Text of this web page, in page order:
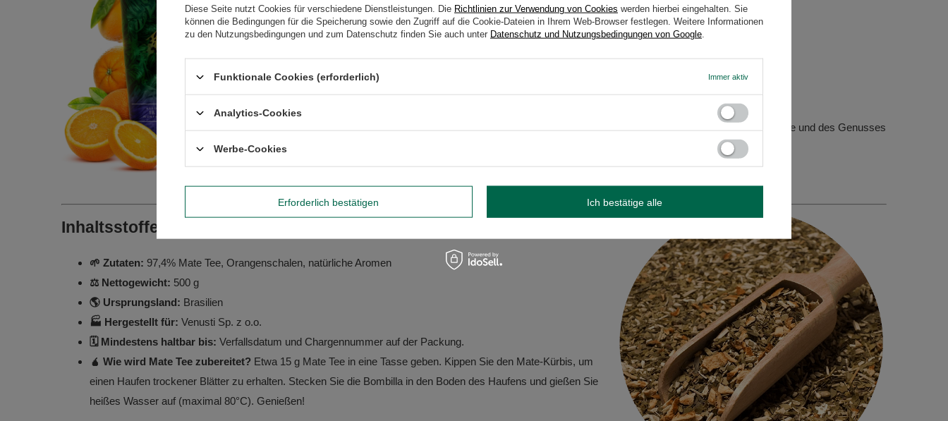
steigert er die Leistungsfähigkeit des Körpers und verbessert das allgemeine Wohlbefinden.
✅Fördert die Energie, unterstützt die Konzentration und Kreativität.
✅Stärkt die Immunität
Wenn Sie sich für Mate Tee entscheiden, geben Sie sich einem Ritual der Gesundheit, der Energie und des Genusses
Inhaltsstoffe von Mate Tee und weitere Details ✍️
🌱 Zutaten: 97,4% Mate Tee, Orangenschalen, natürliche Aromen
⚖️ Nettogewicht: 500 g
🌎 Ursprungsland: Brasilien
🏭 Hergestellt für: Venusti Sp. z o.o.
🗓️ Mindestens haltbar bis: Verfallsdatum und Chargennummer auf der Packung.
🧉 Wie wird Mate Tee zubereitet? Etwa 15 g Mate Tee in eine Tasse geben. Kippen Sie den Mate-Kürbis, um
einen Haufen trockener Blätter zu erhalten. Stecken Sie die Bombilla in den Boden des Haufens und gießen Sie
heißes Wasser auf (maximal 80°C). Genießen!
Diese Seite nutzt Cookies für verschiedene Dienstleistungen. Die Richtlinien zur Verwendung von Cookies werden hierbei eingehalten. Sie
können die Bedingungen für die Speicherung sowie den Zugriff auf die Cookie-Dateien in Ihrem Web-Browser festlegen. Weitere Informationen
zu den Nutzungsbedingungen und zum Datenschutz finden Sie auch unter Datenschutz und Nutzungsbedingungen von Google
Funktionale Cookies (erforderlich) Immer aktiv
Analytics-Cookies
Werbe-Cookies
Erforderlich bestätigen Ich bestätige alle